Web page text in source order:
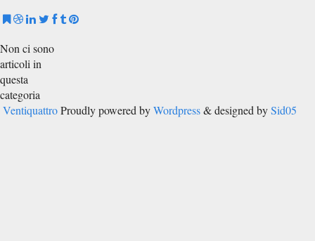
Non ci sono
articoli in
questa
categoria
Ventiquattro Proudly powered byWordpress& designed bySid05